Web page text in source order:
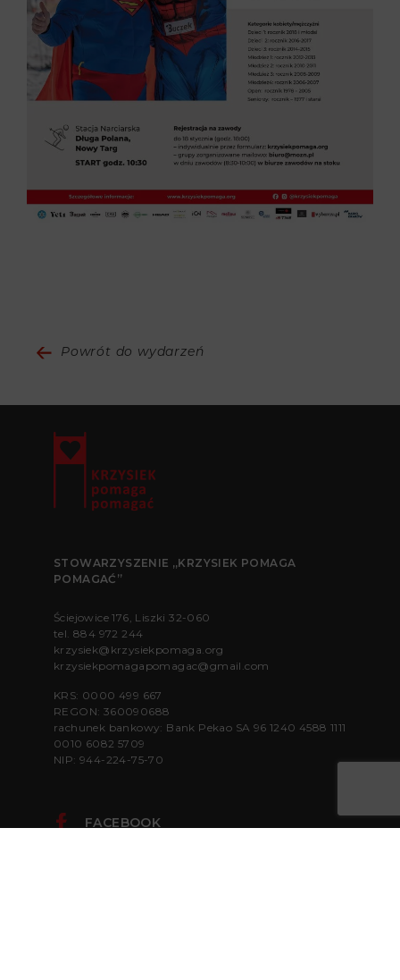
Powrót do wydarzeń
STOWARZYSZENIE „KRZYSIEK POMAGA
POMAGAĆ”
Ściejowice 176, Liszki 32-060
tel. 884 972 244
krzysiek@krzysiekpomaga.org
krzysiekpomagapomagac@gmail.com
KRS: 0000 499 667
REGON: 360090688
rachunek bankowy: Bank Pekao SA 96 1240 4588 1111
0010 6082 5709
NIP: 944-224-75-70
FACEBOOK